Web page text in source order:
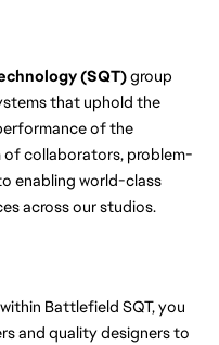
(SQT) group
that uphold the
of the
of collaborators, problem-
enabling world-class
across our studios.
within Battlefield SQT, you
and quality designers to